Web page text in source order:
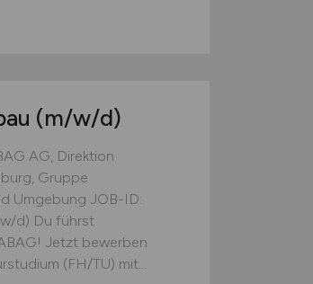
(m/w/d)
AG, Direktion
Gruppe
Umgebung JOB-ID:
d) Du führst
Jetzt bewerben
(FH/TU) mit...